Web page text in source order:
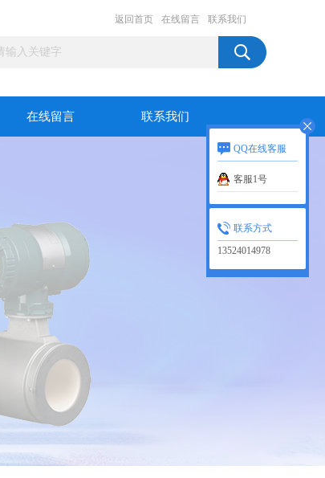
返回首页 在线留言 联系我们
在线留言 联系我们
QQ在线客服
客服1号
联系方式
13524014978